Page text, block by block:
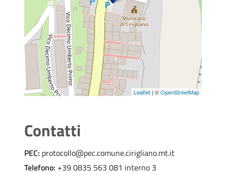
Leaflet | ©OpenStreetMap
Contatti
PEC: protocollo@pec.comune.cirigliano.mt.it
Telefono: +39 0835 563 081 interno 3